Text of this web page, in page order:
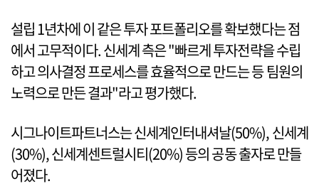
설립 1년차에 이 같은 투자 포트폴리오를 확보했다는 점
에서 고무적이다. 신세계 측은 "빠르게 투자전략을 수립
하고 의사결정 프로세스를 효율적으로 만드는 등 팀원의
노력으로 만든 결과"라고 평가했다.
시그나이트파트너스는 신세계인터내셔날(50%), 신세계
(30%), 신세계센트럴시티(20%) 등의 공동 출자로 만들
어졌다.